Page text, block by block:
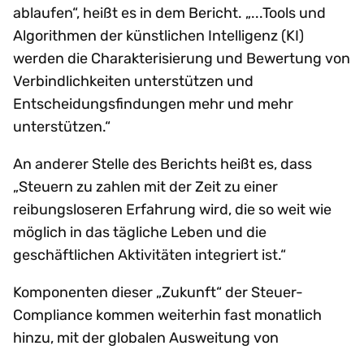
ablaufen“, heißt es in dem Bericht. „...Tools und
Algorithmen der künstlichen Intelligenz (KI)
werden die Charakterisierung und Bewertung von
Verbindlichkeiten unterstützen und
Entscheidungsfindungen mehr und mehr
unterstützen.“
An anderer Stelle des Berichts heißt es, dass
„Steuern zu zahlen mit der Zeit zu einer
reibungsloseren Erfahrung wird, die so weit wie
möglich in das tägliche Leben und die
geschäftlichen Aktivitäten integriert ist.“
Komponenten dieser „Zukunft“ der Steuer-
Compliance kommen weiterhin fast monatlich
hinzu, mit der globalen Ausweitung von